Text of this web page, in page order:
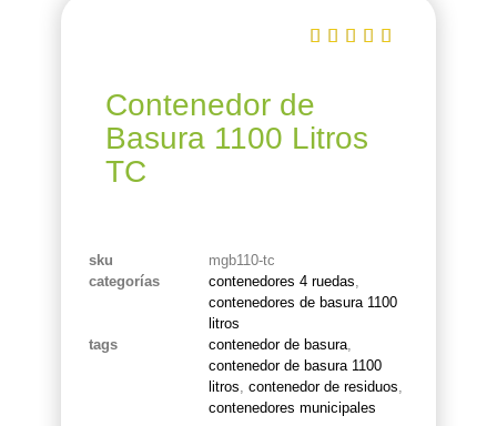
    
Contenedor de
Basura 1100 Litros
TC
sku
mgb110-tc
categorías
contenedores 4 ruedas,
contenedores de basura 1100
litros
tags
contenedor de basura,
contenedor de basura 1100
litros, contenedor de residuos,
contenedores municipales